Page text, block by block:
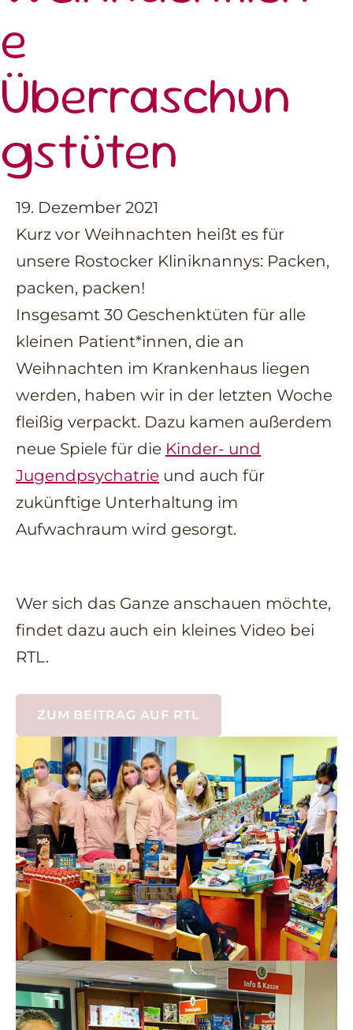
e
Überraschun
gstüten
19. Dezember 2021
Kurz vor Weihnachten heißt es für
unsere Rostocker Kliniknannys: Packen,
packen, packen!
Insgesamt 30 Geschenktüten für alle
kleinen Patient*innen, die an
Weihnachten im Krankenhaus liegen
werden, haben wir in der letzten Woche
fleißig verpackt. Dazu kamen außerdem
neue Spiele für die Kinder- und
Jugendpsychatrie und auch für
zukünftige Unterhaltung im
Aufwachraum wird gesorgt.
Wer sich das Ganze anschauen möchte,
findet dazu auch ein kleines Video bei
RTL.
ZUM BEITRAG AUF RTL